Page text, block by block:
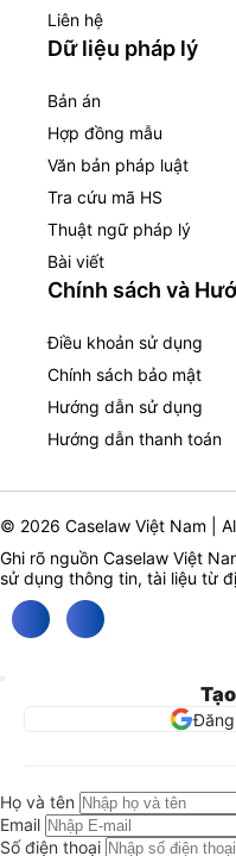
Liên hệ
Dữ liệu pháp lý
Bản án
Hợp đồng mẫu
Văn bản pháp luật
Tra cứu mã HS
Thuật ngữ pháp lý
Bài viết
Chính sách và
Điều khoản sử dụng
Chính sách bảo mật
Hướng dẫn sử dụng
Hướng dẫn thanh toán
© 2026 Caselaw Việt Nam |
Ghi rõ nguồn Caselaw Việt
sử dụng thông tin, tài liệu từ
Họ và tên
Email
Số điện thoại